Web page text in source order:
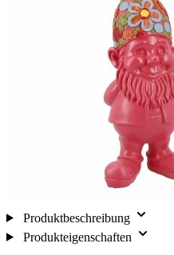
Produktbeschreibung
Produkteigenschaften